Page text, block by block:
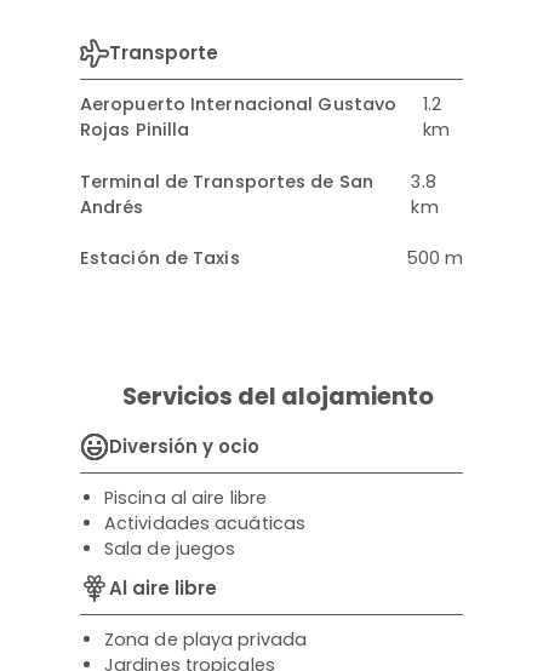
Transporte
Aeropuerto Internacional Gustavo
Rojas Pinilla
1.2
km
Terminal de Transportes de San
Andrés
3.8
km
Estación de Taxis 500 m
Servicios del alojamiento
Diversión y ocio
Piscina al aire libre
Actividades acuáticas
Sala de juegos
Al aire libre
Zona de playa privada
Jardines tropicales